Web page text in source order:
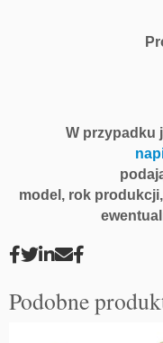
E,
0
W przypadku
model, rok
Podobne